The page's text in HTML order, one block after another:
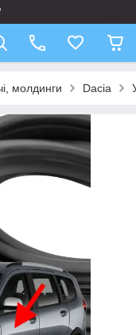
молдинги Dacia